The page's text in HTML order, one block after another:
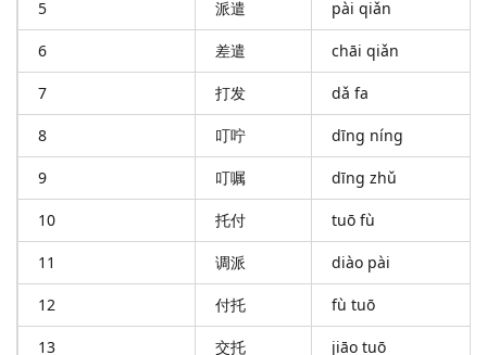
5 派遣 pài qiǎn
6 差遣 chāi qiǎn
7 打发 dǎ fa
8 叮咛 dīng níng
9 叮嘱 dīng zhǔ
10 托付 tuō fù
11 调派 diào pài
12 付托 fù tuō
13 交托 jiāo tuō